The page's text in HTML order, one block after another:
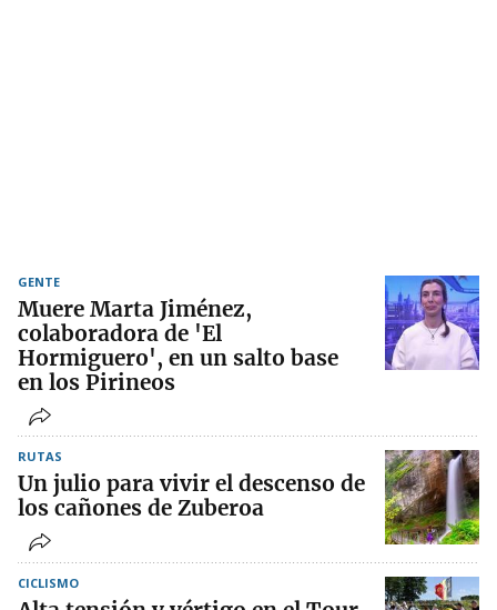
GENTE
Muere Marta Jiménez,
colaboradora de 'El
Hormiguero', en un salto base
en los Pirineos
RUTAS
Un julio para vivir el descenso de
los cañones de Zuberoa
CICLISMO